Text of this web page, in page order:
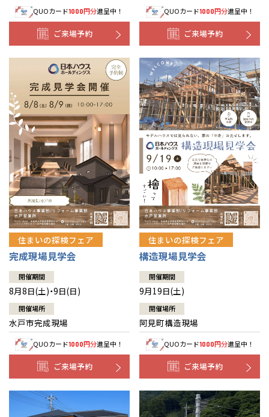
QUOカード1000円分進呈中！
ご来場予約
QUOカード1000円分進呈中！
ご来場予約
住まいの探検フェア
完成現場見学会
開催期間
8月8日(土)・9日(日)
開催場所
水戸市完成現場
QUOカード1000円分進呈中！
ご来場予約
住まいの探検フェア
構造現場見学会
開催期間
9月19日(土)
開催場所
阿見町構造現場
QUOカード1000円分進呈中！
ご来場予約